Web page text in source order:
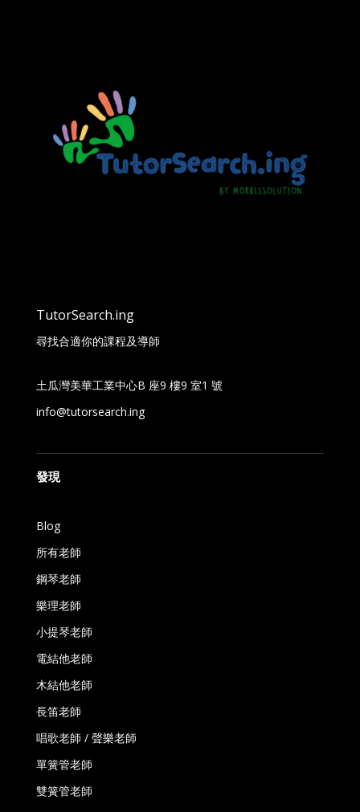
TutorSearch.ing
尋找合適你的課程及導師
土瓜灣美華工業中心B 座9 樓9 室1 號
info@tutorsearch.ing
發現
Blog
所有老師
鋼琴老師
樂理老師
小提琴老師
電結他老師
木結他老師
長笛老師
唱歌老師 / 聲樂老師
單簧管老師
雙簧管老師